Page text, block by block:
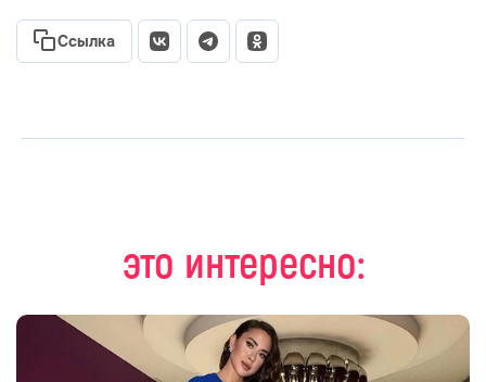
Ссылка
это интересно: